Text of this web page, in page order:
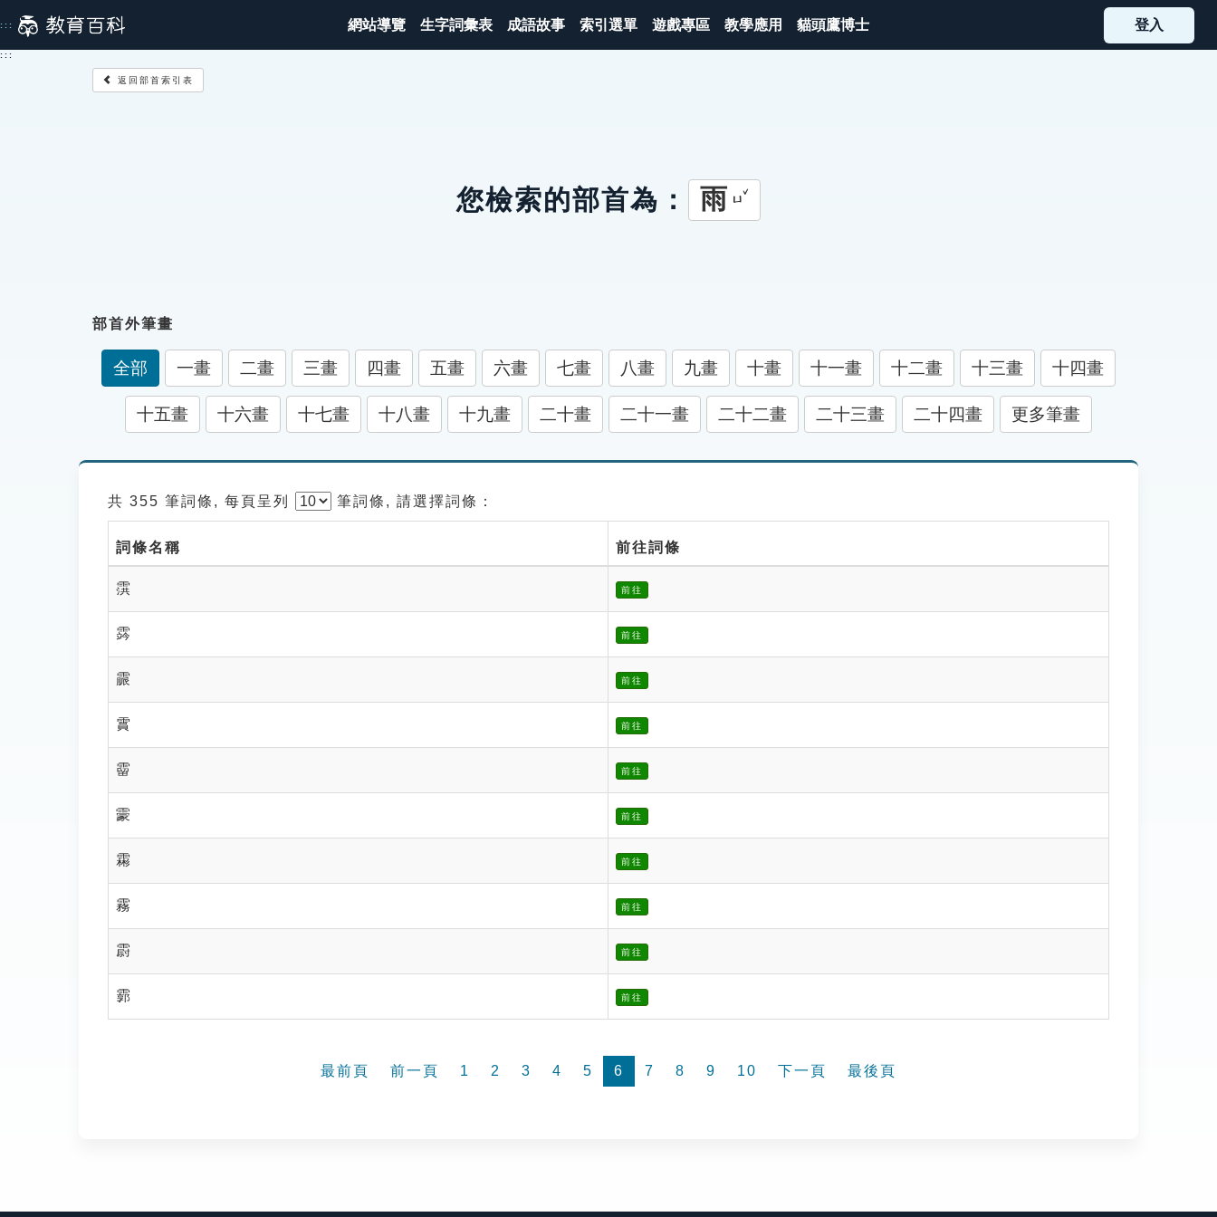
到
主
::: 網站導覽 生字詞彙表 成語故事 索引選單 遊戲專區 教學應用 貓頭鷹博士 登入
:::
返回部首索引表
您檢索的部首為： 雨 ㄩˇ
部首外筆畫
全部 一畫 二畫 三畫 四畫 五畫 六畫 七畫 八畫 九畫 十畫 十一畫 十二畫 十三畫 十四畫
十五畫 十六畫 十七畫 十八畫 十九畫 二十畫 二十一畫 二十二畫 二十三畫 二十四畫 更多筆畫
共 355 筆詞條, 每頁呈列 筆詞條, 請選擇詞條：
詞條名稱 前往詞條
霟 前往
霠 前往
霢 前往
霣 前往
霤 前往
霥 前往
霦 前往
霧 前往
霨 前往
霩 前往
最前頁 前一頁 1 2 3 4 5 6 7 8 9 10 下一頁 最後頁